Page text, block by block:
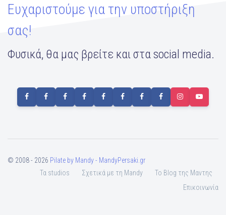
Ευχαριστούμε για την υποστήριξη
σας!
Φυσικά, θα μας βρείτε και στα social media.
© 2008 - 2026 Pilate by Mandy - MandyPersaki.gr
Τα studios
Σχετικά με τη Mandy
To Blog της Μαντης
Επικοινωνία